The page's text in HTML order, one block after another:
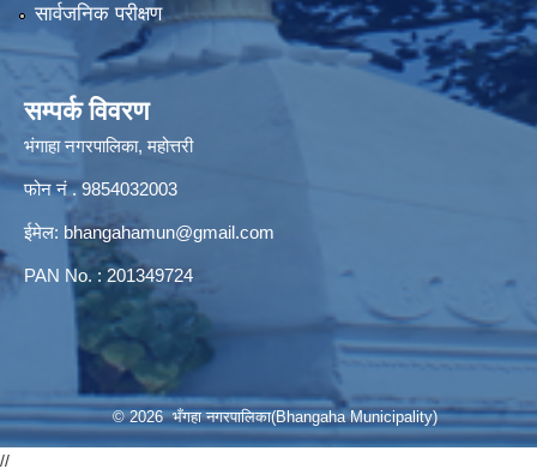
सार्वजनिक परीक्षण
सम्पर्क विवरण
भंगाहा नगरपालिका, महोत्तरी
फोन नं . 9854032003
ईमेल: bhangahamun@gmail.com
PAN No. : 201349724
© 2026 भँगहा नगरपालिका(Bhangaha Municipality)
//